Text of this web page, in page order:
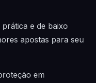
e de baixo
apostas para seu
em